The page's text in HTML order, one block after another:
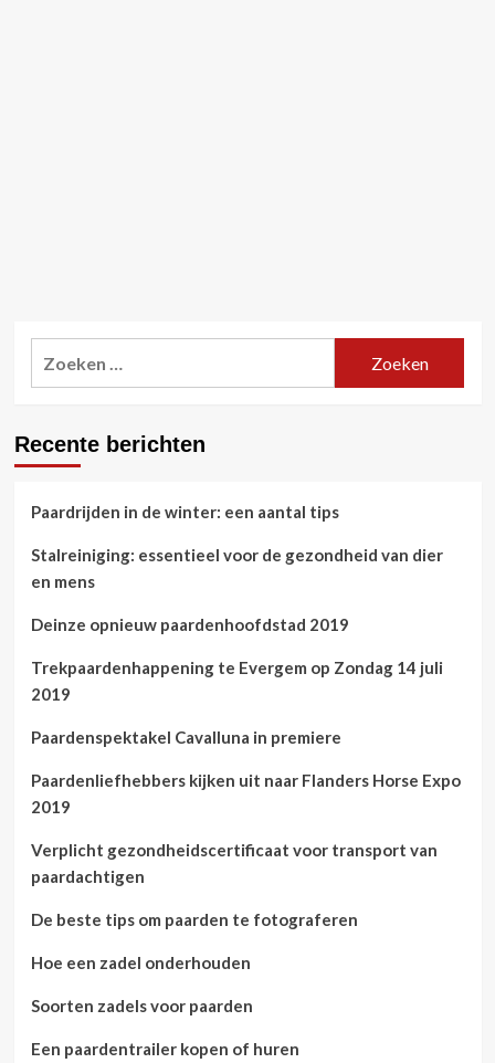
Recente berichten
Paardrijden in de winter: een aantal tips
Stalreiniging: essentieel voor de gezondheid van dier
en mens
Deinze opnieuw paardenhoofdstad 2019
Trekpaardenhappening te Evergem op Zondag 14 juli
2019
Paardenspektakel Cavalluna in premiere
Paardenliefhebbers kijken uit naar Flanders Horse Expo
2019
Verplicht gezondheidscertificaat voor transport van
paardachtigen
De beste tips om paarden te fotograferen
Hoe een zadel onderhouden
Soorten zadels voor paarden
Een paardentrailer kopen of huren